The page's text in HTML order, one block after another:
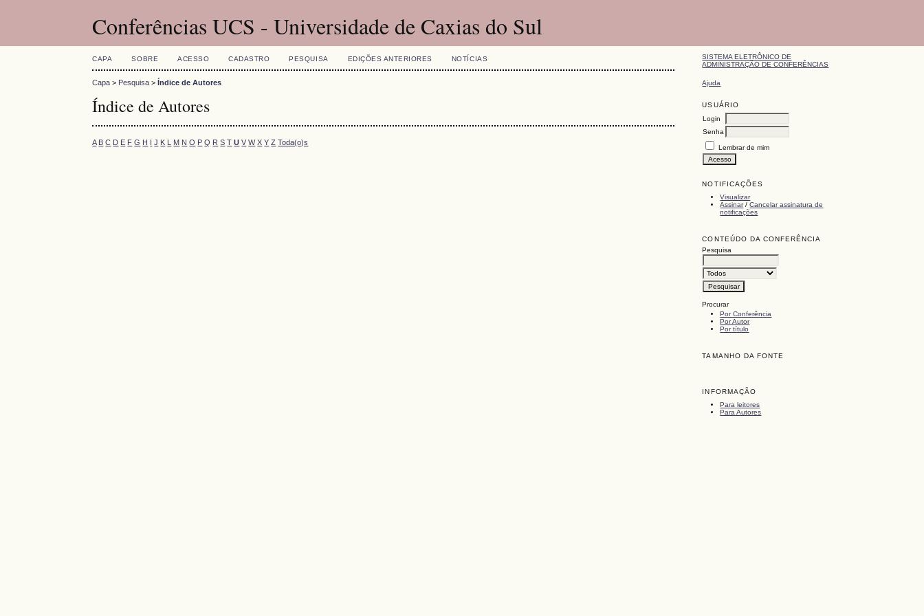
Conferências UCS - Universidade de Caxias do Sul
SISTEMA ELETRÔNICO DE
ADMINISTRAÇÃO DE CONFERÊNCIAS
Ajuda
USUÁRIO
Login
Senha
Lembrar de mim
NOTIFICAÇÕES
Visualizar
Assinar/Cancelar assinatura de
notificações
CONTEÚDO DA CONFERÊNCIA
Pesquisa
Procurar
Por Conferência
Por Autor
Por título
TAMANHO DA FONTE
INFORMAÇÃO
Para leitores
Para Autores
CAPA SOBRE ACESSO CADASTRO PESQUISA EDIÇÕES ANTERIORES NOTÍCIAS
Capa > Pesquisa >Índice de Autores
Índice de Autores
A B C D E F G H I J K L M N O P Q R S T U V W X Y Z Toda(o)s